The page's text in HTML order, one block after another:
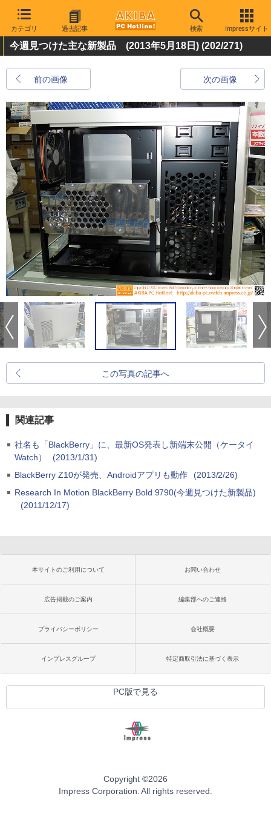
カテゴリ 過去記事 検索 Impressサイト
今週見つけた主な新製品 (2013年5月18日) (202/271)
前の画像 次の画像
この写真の記事へ
関連記事
社名も「BlackBerry」に、最新OS発表し新端末公開（ケータイ
Watch）
(2013/1/31)
BlackBerry Z10が発売、Androidアプリも動作
(2013/2/26)
Research In Motion BlackBerry Bold 9790(今週見つけた新製品)
(2011/12/17)
本サイトのご利用について お問い合わせ
広告掲載のご案内 編集部へのご連絡
プライバシーポリシー 会社概要
インプレスグループ 特定商取引法に基づく表示
PC版で見る
Copyright ©2026
Impress Corporation. All rights reserved.